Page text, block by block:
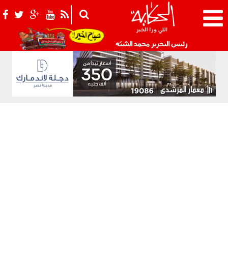
رئيس التحرير محمد الشبّه 021_2.png